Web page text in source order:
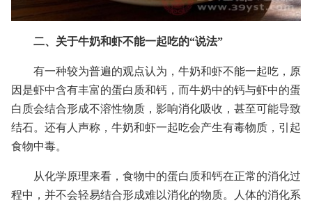
二、关于牛奶和虾不能一起吃的“说法”
有一种较为普遍的观点认为，牛奶和虾不能一起吃，原
因是虾中含有丰富的蛋白质和钙，而牛奶中的钙与虾中的蛋
白质会结合形成不溶性物质，影响消化吸收，甚至可能导致
结石。还有人声称，牛奶和虾一起吃会产生有毒物质，引起
食物中毒。
从化学原理来看，食物中的蛋白质和钙在正常的消化过
程中，并不会轻易结合形成难以消化的物质。人体的消化系